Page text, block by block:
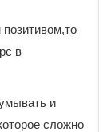
в
и
сложно